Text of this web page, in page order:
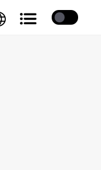
Coffee